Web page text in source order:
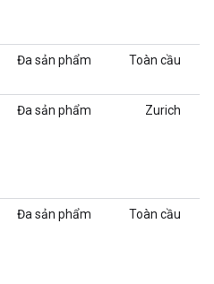
Đa sản phẩm Toàn cầu
Đa sản phẩm Zurich
Đa sản phẩm Toàn cầu